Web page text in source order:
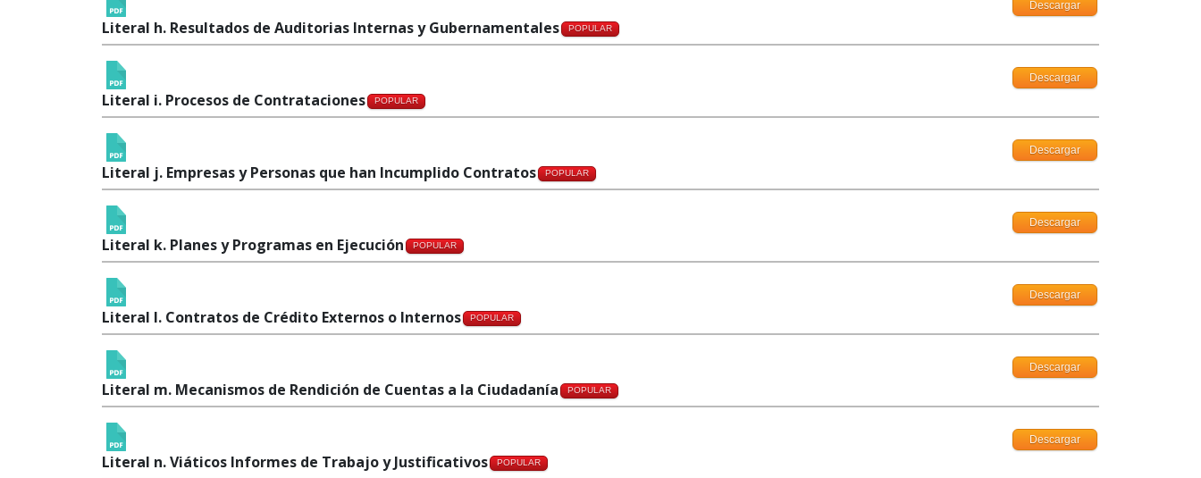
Literal h. Resultados de Auditorias Internas y Gubernamentales POPULAR
Descargar
Literal i. Procesos de Contrataciones POPULAR
Descargar
Literal j. Empresas y Personas que han Incumplido Contratos POPULAR
Descargar
Literal k. Planes y Programas en Ejecución POPULAR
Descargar
Literal l. Contratos de Crédito Externos o Internos POPULAR
Descargar
Literal m. Mecanismos de Rendición de Cuentas a la Ciudadanía POPULAR
Descargar
Literal n. Viáticos Informes de Trabajo y Justificativos POPULAR
Descargar